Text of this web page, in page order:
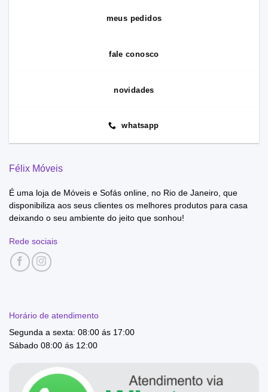
meus pedidos
fale conosco
novidades
whatsapp
Félix Móveis
É uma loja de Móveis e Sofás online, no Rio de Janeiro, que
disponibiliza aos seus clientes os melhores produtos para casa
deixando o seu ambiente do jeito que sonhou!
Rede sociais
Horário de atendimento
Segunda a sexta: 08:00 ás 17:00
Sábado 08:00 ás 12:00